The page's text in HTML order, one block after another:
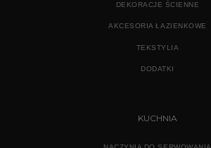
DEKORACJE ŚCIENNE
AKCESORIA ŁAZIENKOWE
TEKSTYLIA
DODATKI
KUCHNIA